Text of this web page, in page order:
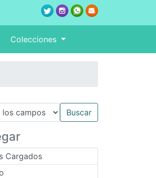
Colecciones
Cargados